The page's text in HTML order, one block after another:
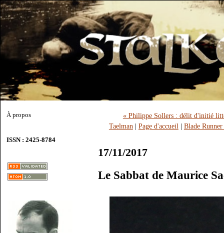
À propos
ISSN : 2425-8784
« Philippe Sollers : délit d'initié
Taelman | Page d'accueil | Blade
17/11/2017
Le Sabbat de Maurice